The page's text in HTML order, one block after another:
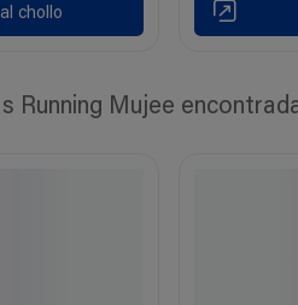
al chollo
Mujee